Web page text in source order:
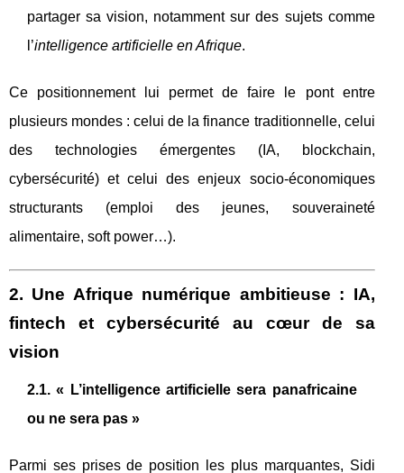
partager sa vision, notamment sur des sujets comme
l’intelligence artificielle en Afrique.
Ce positionnement lui permet de faire le pont entre
plusieurs mondes : celui de la finance traditionnelle, celui
des technologies émergentes (IA, blockchain,
cybersécurité) et celui des enjeux socio-économiques
structurants (emploi des jeunes, souveraineté
alimentaire, soft power…).
2. Une Afrique numérique ambitieuse : IA,
fintech et cybersécurité au cœur de sa
vision
2.1. « L’intelligence artificielle sera panafricaine
ou ne sera pas »
Parmi ses prises de position les plus marquantes, Sidi